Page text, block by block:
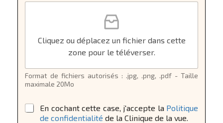
Cliquez ou déplacez un fichier dans cette
zone pour le téléverser.
Format de fichiers autorisés : .jpg, .png, .pdf - Taille
maximale 20Mo
* En cochant cette case, j'accepte la Politique
de confidentialité de la Clinique de la vue.